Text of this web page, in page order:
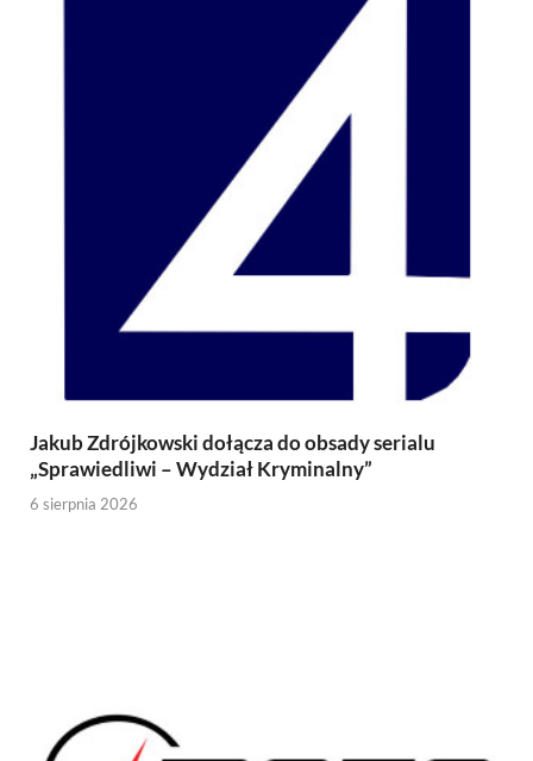
Jakub Zdrójkowski dołącza do obsady serialu
„Sprawiedliwi – Wydział Kryminalny”
6 sierpnia 2026